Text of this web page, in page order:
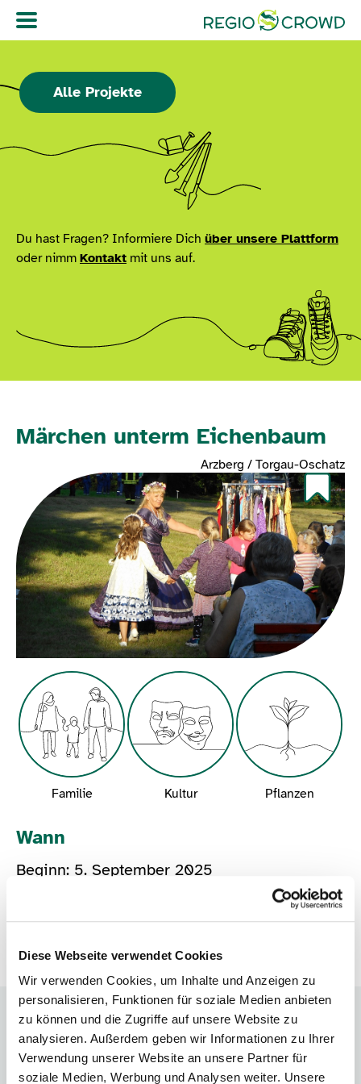
Diese Webseite verwendet Cookies
Wir verwenden Cookies, um Inhalte und Anzeigen zu
personalisieren, Funktionen für soziale Medien anbieten
zu können und die Zugriffe auf unsere Website zu
analysieren. Außerdem geben wir Informationen zu Ihrer
Verwendung unserer Website an unsere Partner für
soziale Medien, Werbung und Analysen weiter. Unsere
Navigation überspringen
Alle Projekte
Du hast Fragen? Informiere Dich über unsere Plattform
oder nimm Kontakt mit uns auf.
Märchen unterm Eichenbaum
Arzberg / Torgau-Oschatz
Familie Kultur Pflanzen
Wann
Beginn: 5. September 2025
Unternehmen
LPV Torgau-Oschatz